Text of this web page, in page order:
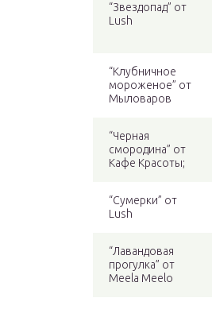
“Звездопад” от
Lush
“Клубничное
мороженое” от
Мыловаров
“Черная
смородина” от
Кафе Красоты;
“Сумерки” от
Lush
“Лавандовая
прогулка” от
Meela Meelo